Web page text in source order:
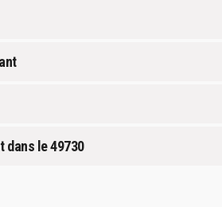
dans le 49730